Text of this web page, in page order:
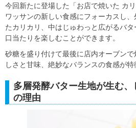
今回新たに登場した「お店で焼いた カ
ワッサンの新しい食感にフォーカスし
たカリカリ、中はじゅわっと広がるバ
口当たりを楽しむことができます。
砂糖を盛り付けて最後に店内オーブン
しさと甘味、絶妙なバランスの食感が特
多層発酵バター生地が生む
の理由